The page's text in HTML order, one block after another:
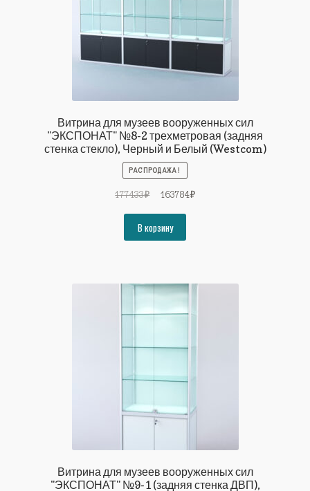
Витрина для музеев вооруженных сил
"ЭКСПОНАТ" №8-2 трехметровая (задняя
стенка стекло), Черный и Белый (Westcom)
РАСПРОДАЖА!
177433₽
Первоначальная
составляла
177433₽.
163784₽Текущая
В корзину
Витрина для музеев вооруженных сил
"ЭКСПОНАТ" №9-1 (задняя стенка ДВП),